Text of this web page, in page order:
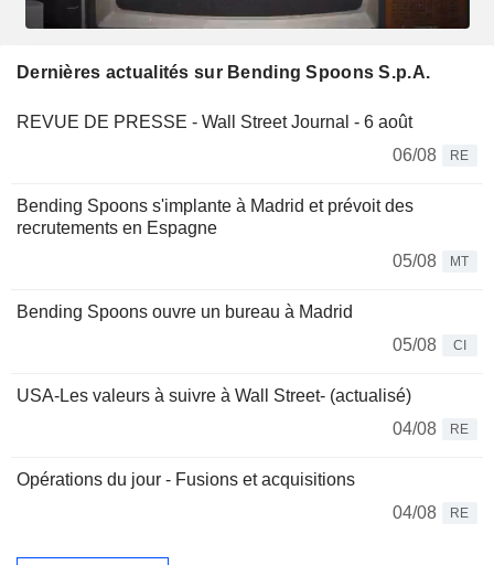
Dernières actualités sur Bending Spoons S.p.A.
REVUE DE PRESSE - Wall Street Journal - 6 août
06/08
RE
Bending Spoons s'implante à Madrid et prévoit des
recrutements en Espagne
05/08
MT
Bending Spoons ouvre un bureau à Madrid
05/08
CI
USA-Les valeurs à suivre à Wall Street- (actualisé)
04/08
RE
Opérations du jour - Fusions et acquisitions
04/08
RE